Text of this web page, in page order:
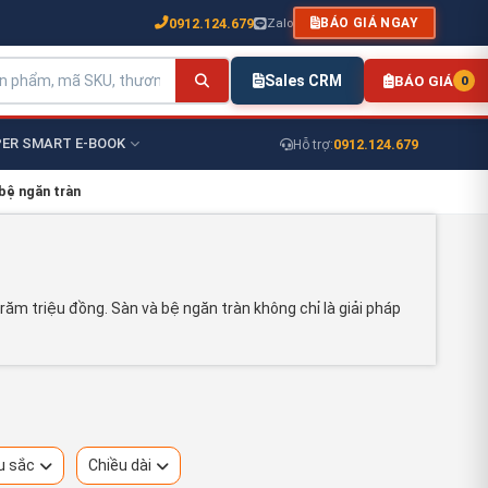
0912.124.679 Zalo BÁO GIÁ NGAY
Sales CRM BÁO GIÁ 0
SMART E-BOOK Hỗ trợ:0912.124.679
ngăn tràn
triệu đồng. Sàn và bệ ngăn tràn không chỉ là giải pháp
sắc Chiều dài